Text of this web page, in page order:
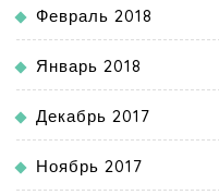
Февраль 2018
Январь 2018
Декабрь 2017
Ноябрь 2017